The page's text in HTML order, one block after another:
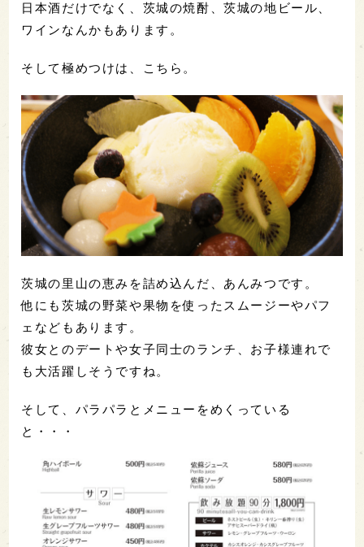
日本酒だけでなく、茨城の焼酎、茨城の地ビール、
ワインなんかもあります。
そして極めつけは、こちら。
茨城の里山の恵みを詰め込んだ、あんみつです。
他にも茨城の野菜や果物を使ったスムージーやパフ
ェなどもあります。
彼女とのデートや女子同士のランチ、お子様連れで
も大活躍しそうですね。
そして、パラパラとメニューをめくっている
と・・・